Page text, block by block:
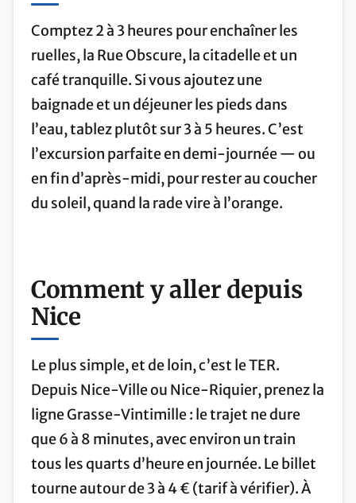
Comptez 2 à 3 heures pour enchaîner les
ruelles, la Rue Obscure, la citadelle et un
café tranquille. Si vous ajoutez une
baignade et un déjeuner les pieds dans
l’eau, tablez plutôt sur 3 à 5 heures. C’est
l’excursion parfaite en demi-journée — ou
en fin d’après-midi, pour rester au coucher
du soleil, quand la rade vire à l’orange.
Comment y aller depuis
Nice
Le plus simple, et de loin, c’est le TER.
Depuis Nice-Ville ou Nice-Riquier, prenez la
ligne Grasse-Vintimille : le trajet ne dure
que 6 à 8 minutes, avec environ un train
tous les quarts d’heure en journée. Le billet
tourne autour de 3 à 4 € (tarif à vérifier). À